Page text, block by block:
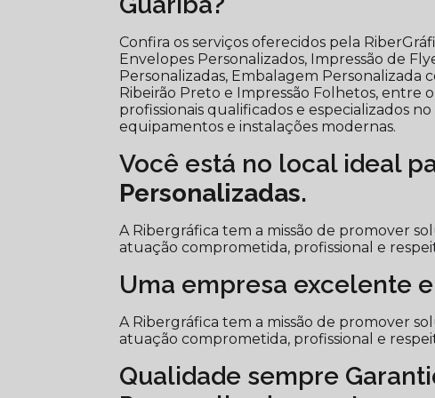
Confira os serviços oferecidos pela
Envelopes Personalizados, Impressão de
Personalizadas, Embalagem Personalizada
Ribeirão Preto e Impressão Folhetos, entre
profissionais qualificados e especializados
equipamentos e instalações modernas.
Você está no local ideal
Personalizadas.
A Ribergráfica tem a missão de promover
atuação comprometida, profissional e
Uma empresa excelente
A Ribergráfica tem a missão de promover
atuação comprometida, profissional e
Qualidade sempre